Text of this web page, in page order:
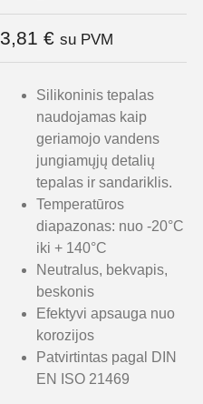
3,81 € su PVM
Silikoninis tepalas
naudojamas kaip
geriamojo vandens
jungiamųjų detalių
tepalas ir sandariklis.
Temperatūros
diapazonas: nuo -20°C
iki + 140°C
Neutralus, bekvapis,
beskonis
Efektyvi apsauga nuo
korozijos
Patvirtintas pagal DIN
EN ISO 21469